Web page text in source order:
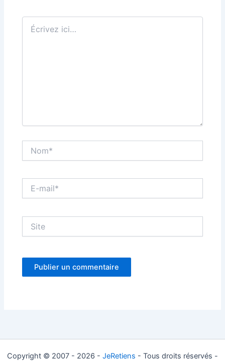
Écrivez
ici…
mail*
Copyright © 2007 - 2026 - JeRetiens - Tous droits réservés -